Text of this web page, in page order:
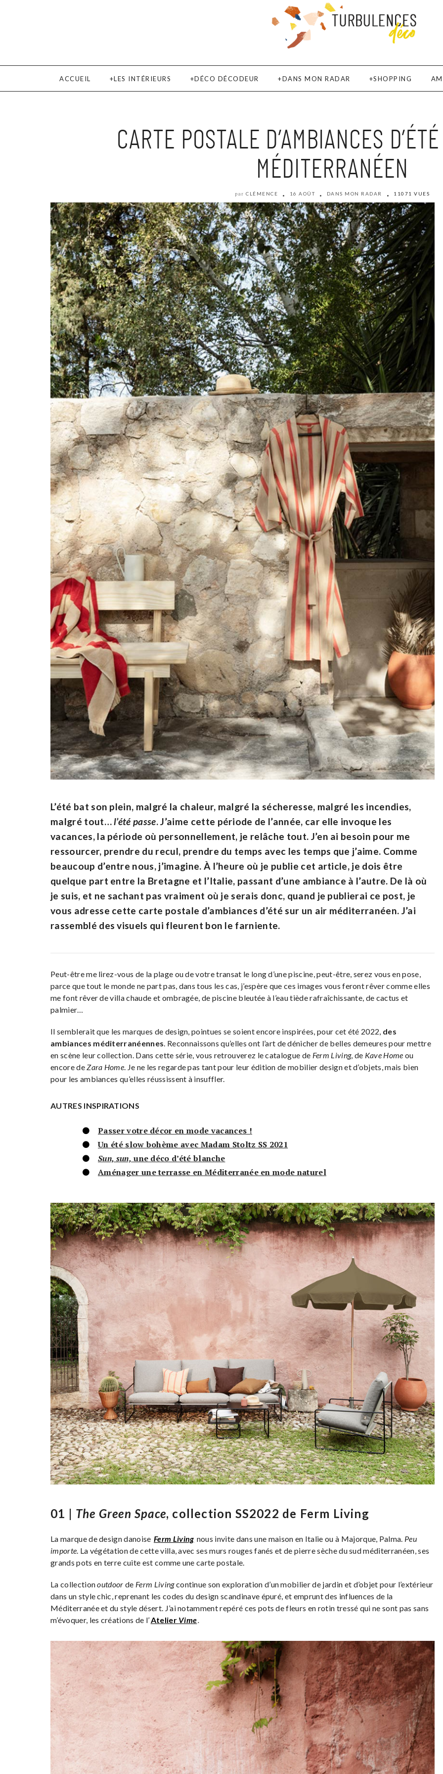
ACCUEIL LES INTÉRIEURS DÉCO DÉCODEUR DANS MON RADAR SHOPPING
CARTE POSTALE D’AMBIANCES
MÉDITERRANÉEN
par CLÉMENCE 16 AOÛT DANS MON RADAR 11071 VUES
L’été bat son plein, malgré la chaleur, malgré la sécheresse, malgré les incendies,
malgré tout… l’été passe. J’aime cette période de l’année, car elle invoque les
vacances, la période où personnellement, je relâche tout. J’en ai besoin pour me
ressourcer, prendre du recul, prendre du temps avec les temps que j’aime. Comme
beaucoup d’entre nous, j’imagine. À l’heure où je publie cet article, je dois être
quelque part entre la Bretagne et l’Italie, passant d’une ambiance à l’autre. De là où
je suis, et ne sachant pas vraiment où je serais donc, quand je publierai ce post, je
vous adresse cette carte postale d’ambiances d’été sur un air méditerranéen. J’ai
rassemblé des visuels qui fleurent bon le farniente.
Peut-être me lirez-vous de la plage ou de votre transat le long d’une piscine, peut-être, serez vous en pose,
parce que tout le monde ne part pas, dans tous les cas, j’espère que ces images vous feront rêver comme elles
me font rêver de villa chaude et ombragée, de piscine bleutée à l’eau tiède rafraîchissante, de cactus et
palmier…
Il semblerait que les marques de design, pointues se soient encore inspirées, pour cet été 2022, des
ambiances méditerranéennes . Reconnaissons qu’elles ont l’art de dénicher de belles demeures pour mettre
en scène leur collection. Dans cette série, vous retrouverez le catalogue de Ferm Living, de Kave Home ou
encore de Zara Home . Je ne les regarde pas tant pour leur édition de mobilier design et d’objets, mais bien
pour les ambiances qu’elles réussissent à insuffler.
AUTRES INSPIRATIONS
Passer votre décor en mode vacances !
Un été slow bohème avec Madam Stoltz SS 2021
Sun, sun, une déco d’été blanche
Aménager une terrasse en Méditerranée en mode naturel
01 | The Green Space, collection SS2022 de Ferm Living
La marque de design danoise Ferm Living nous invite dans une maison en Italie ou à Majorque, Palma. Peu
importe. La végétation de cette villa, avec ses murs rouges fanés et de pierre sèche du sud méditerranéen, ses
grands pots en terre cuite est comme une carte postale.
La collectionoutdoor de Ferm Livingcontinue son exploration d’un mobilier de jardin et d’objet pour l’extérieur
dans un style chic, reprenant les codes du design scandinave épuré, et emprunt des influences de la
Méditerranée et du style désert. J’ai notamment repéré ces pots de fleurs en rotin tressé qui ne sont pas sans
m’évoquer, les créations de l’Atelier Vime.